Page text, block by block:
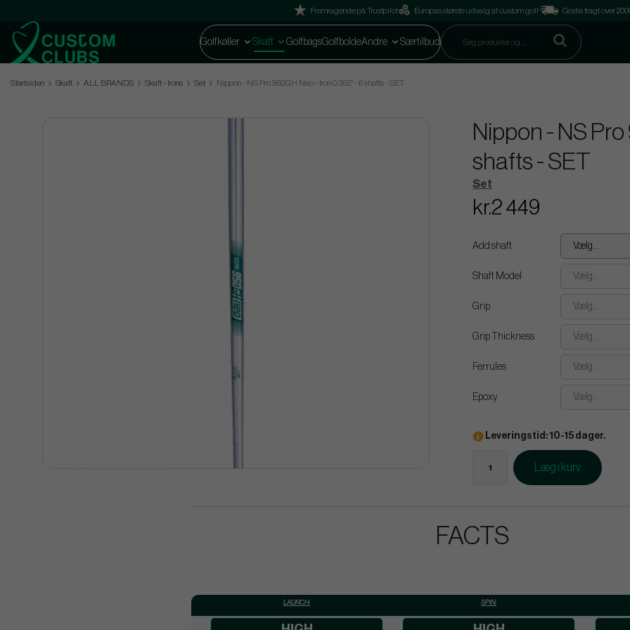
Fremragende på Trustpilot Europas største udvalg af custom golf Gratis fragt over
Golfkøller Skaft GolfbagsGolfboldeAndre Særtilbud
Startsiden Skaft ALL BRANDS Skaft - Irons Set Nippon - NS Pro 950GH Neo - Iron 0.355" - 6 shafts - SET
Nippon - NS
shafts - SET
Set
kr.2 449
Add shaft Vælg...
Shaft Model Vælg...
Grip Vælg...
Grip Thickness Vælg...
Ferrules Vælg...
Epoxy Vælg...
Leveringstid: 10-15 dager.
Læg i kurv
FACTS
LAUNCH: SPIN: